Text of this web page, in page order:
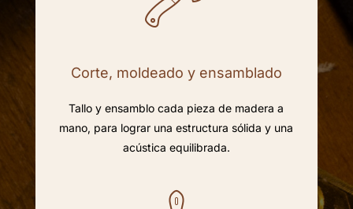
Corte, moldeado y ensamblado
Tallo y ensamblo cada pieza de madera a
mano, para lograr una estructura sólida y una
acústica equilibrada.